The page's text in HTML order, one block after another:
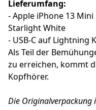
Lieferumfang:
- Apple iPhone 13
Starlight White
- USB-C auf Lightning
Als Teil der
zu erreichen, kommt
Kopfhörer.
Die Originalverpackung